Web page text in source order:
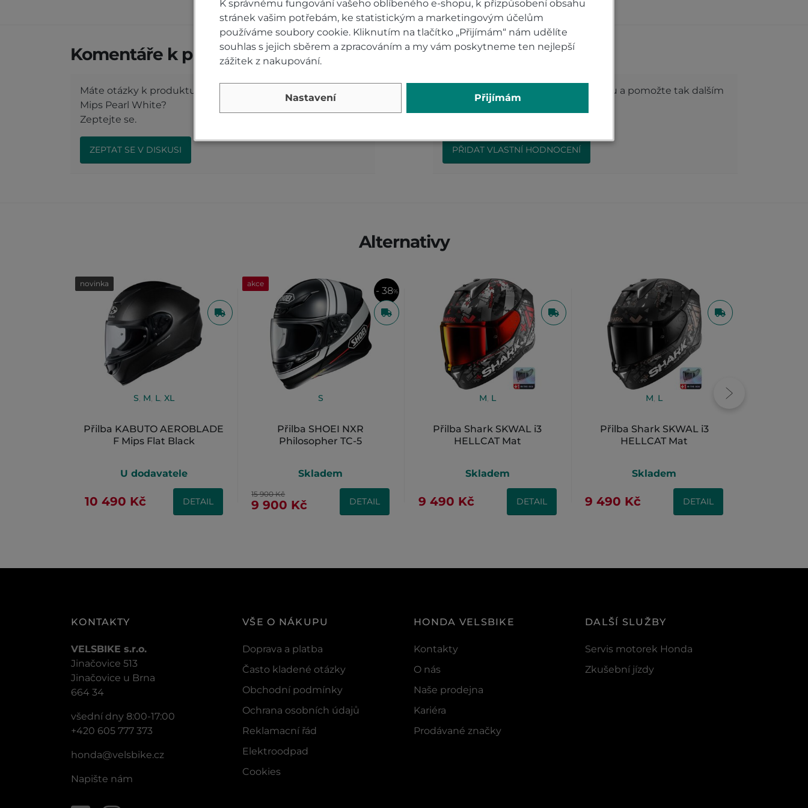
Komentáře k produktu (0)
Máte otázky k produktu: Přilba KABUTO AEROBLADE F
Mips Pearl White?
Zeptejte se.
ZEPTAT SE V DISKUSI
Hodnocení produktu
Přidejte vlastní hodnocení produktu a pomožte tak dalším
nakupujícím.
PŘIDAT VLASTNÍ HODNOCENÍ
Alternativy
S M L, XL
Přilba KABUTO AEROBLADE
F Mips Flat Black
novinka
U dodavatele
10 490 Kč DETAIL
S
Přilba SHOEI NXR
Philosopher TC-5
akce
- 38%
Skladem
15 900 Kč
9 900 Kč DETAIL
M L
Přilba Shark SKWAL i3
HELLCAT Mat
Skladem
9 490 Kč DETAIL
M L
Přilba Shark SKWAL i3
HELLCAT Mat
Skladem
9 490 Kč DETAIL
KONTAKTY
VELSBIKE s.r.o.
Jinačovice 513
Jinačovice u Brna
664 34
všední dny 8:00-17:00
+420 605 777 373
honda@velsbike.cz
Napište nám
VŠE O NÁKUPU
Doprava a platba
Často kladené otázky
Obchodní podmínky
Ochrana osobních údajů
Reklamacní řád
Elektroodpad
Cookies
HONDA VELSBIKE
Kontakty
O nás
Naše prodejna
Kariéra
Prodávané značky
DALŠÍ SLUŽBY
Servis motorek Honda
Zkušební jízdy
K správnému fungování vašeho oblíbeného e-shopu, k přizpůsobení obsahu
stránek vašim potřebám, ke statistickým a marketingovým účelům
používáme soubory cookie. Kliknutím na tlačítko „Přijímám“ nám udělíte
souhlas s jejich sběrem a zpracováním a my vám poskytneme ten nejlepší
zážitek z nakupování.
Nastavení Přijímám